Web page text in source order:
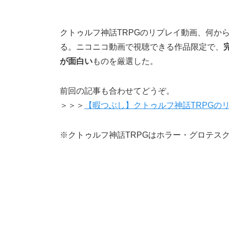
クトゥルフ神話TRPGのリプレイ動画、何か
る。ニコニコ動画で視聴できる作品限定で、
が面白いものを厳選した。
前回の記事も合わせてどうぞ。
＞＞＞
【暇つぶし】クトゥルフ神話TRPGの
※クトゥルフ神話TRPGはホラー・グロテス